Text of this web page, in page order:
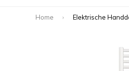
Home Elektrische